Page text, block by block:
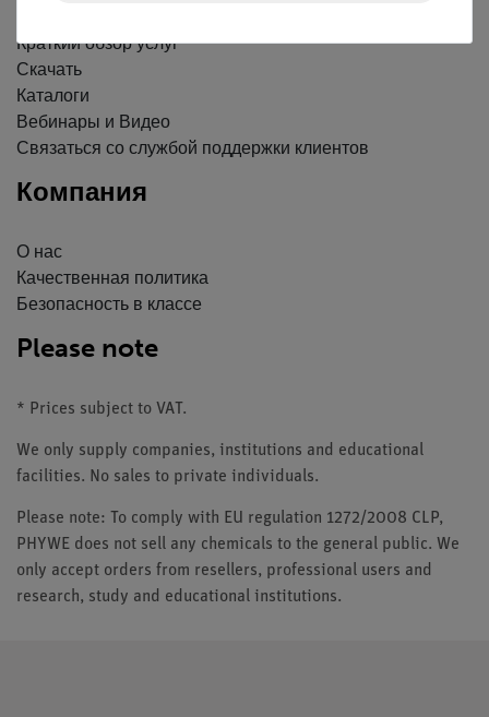
Краткий обзор услуг
Скачать
Каталоги
Вебинары и Видео
Связаться со службой поддержки клиентов
Компания
О нас
Качественная политика
Безопасность в классе
Please note
* Prices subject to VAT.
We only supply companies, institutions and educational
facilities. No sales to private individuals.
Please note: To comply with EU regulation 1272/2008 CLP,
PHYWE does not sell any chemicals to the general public. We
only accept orders from resellers, professional users and
research, study and educational institutions.